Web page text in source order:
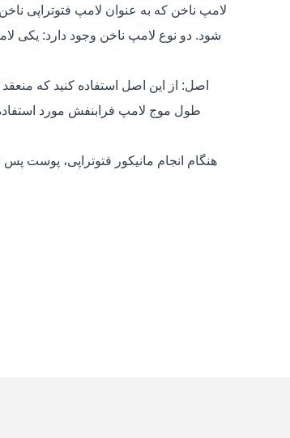
لامپ ناخن که به عنوان لامپ فتوتراپی
اصل: از این اصل استفاده کنید که
هنگام انجام مانیکور فتوتراپی، پوست